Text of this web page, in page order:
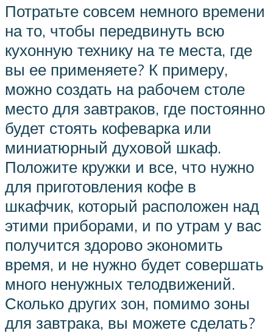
Потратьте совсем немного времени
на то, чтобы передвинуть всю
кухонную технику на те места, где
вы ее применяете? К примеру,
можно создать на рабочем столе
место для завтраков, где постоянно
будет стоять кофеварка или
миниатюрный духовой шкаф.
Положите кружки и все, что нужно
для приготовления кофе в
шкафчик, который расположен над
этими приборами, и по утрам у вас
получится здорово экономить
время, и не нужно будет совершать
много ненужных телодвижений.
Сколько других зон, помимо зоны
для завтрака, вы можете сделать?